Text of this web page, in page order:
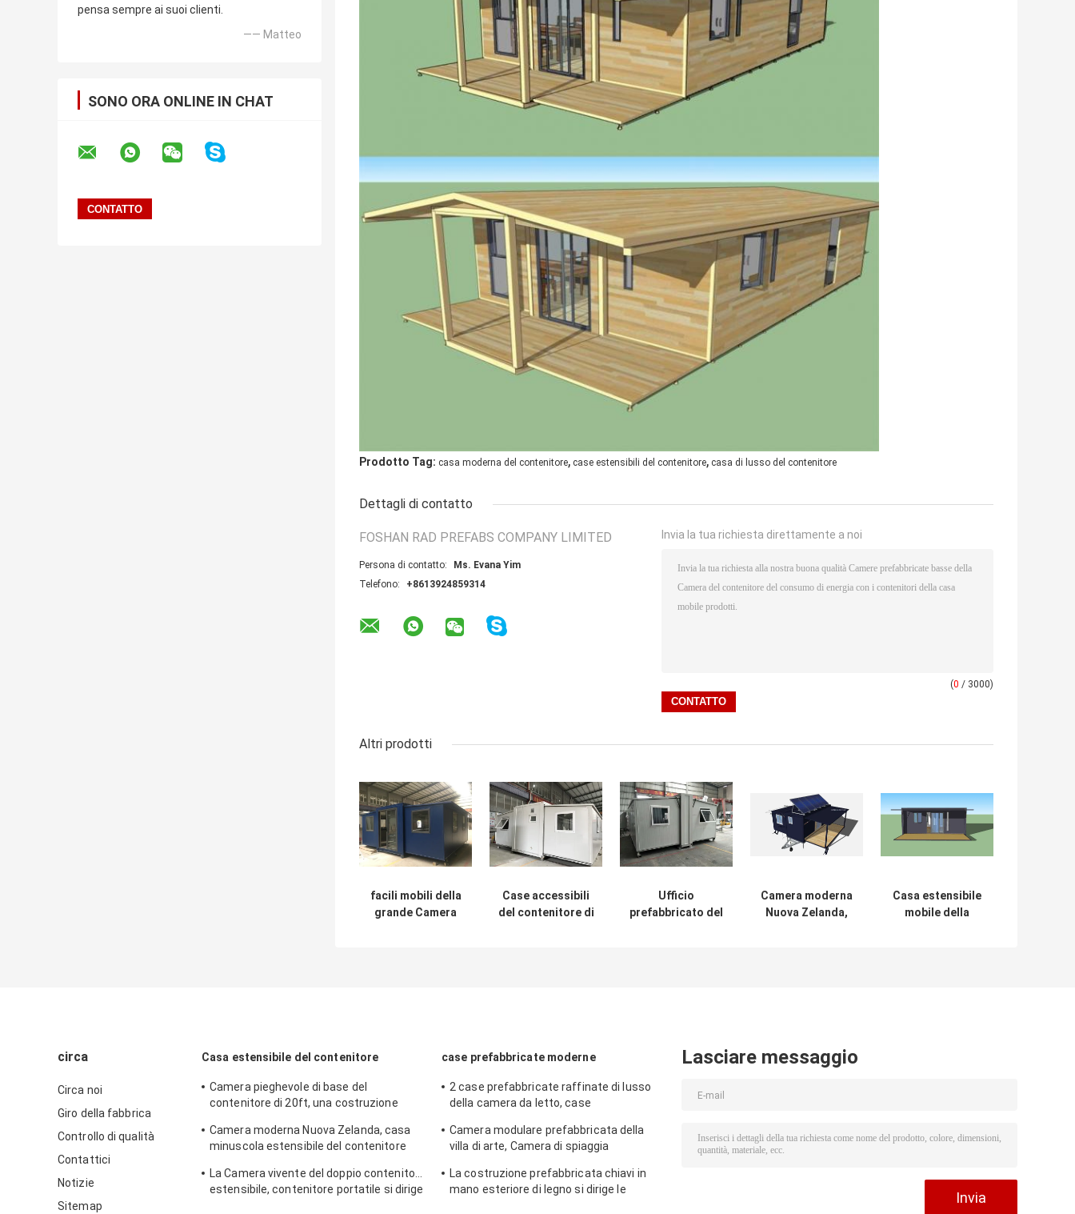
pensa sempre ai suoi clienti.
—— Matteo
SONO ORA ONLINE IN CHAT
Prodotto Tag: casa moderna del contenitore, case estensibili del contenitore, casa di lusso del contenitore
Dettagli di contatto
FOSHAN RAD PREFABS COMPANY LIMITED
Persona di contatto:
Ms. Evana Yim
Telefono:
+8613924859314
Invia la tua richiesta direttamente a noi
(0 / 3000)
Altri prodotti
facili mobili della
grande Camera
Case accessibili
del contenitore di
Ufficio
prefabbricato del
Camera moderna
Nuova Zelanda,
Casa estensibile
mobile della
circa
Circa noi
Giro della fabbrica
Controllo di qualità
Contattici
Notizie
Sitemap
Casa estensibile del contenitore
Camera pieghevole di base del
contenitore di 20ft, una costruzione
Camera moderna Nuova Zelanda, casa
minuscola estensibile del contenitore
La Camera vivente del doppio contenitore
estensibile, contenitore portatile si dirige
case prefabbricate moderne
2 case prefabbricate raffinate di lusso
della camera da letto, case
balcone
Camera modulare prefabbricata della
villa di arte, Camera di spiaggia
della Tailandia
La costruzione prefabbricata chiavi in
mano esteriore di legno si dirige le
Lasciare messaggio